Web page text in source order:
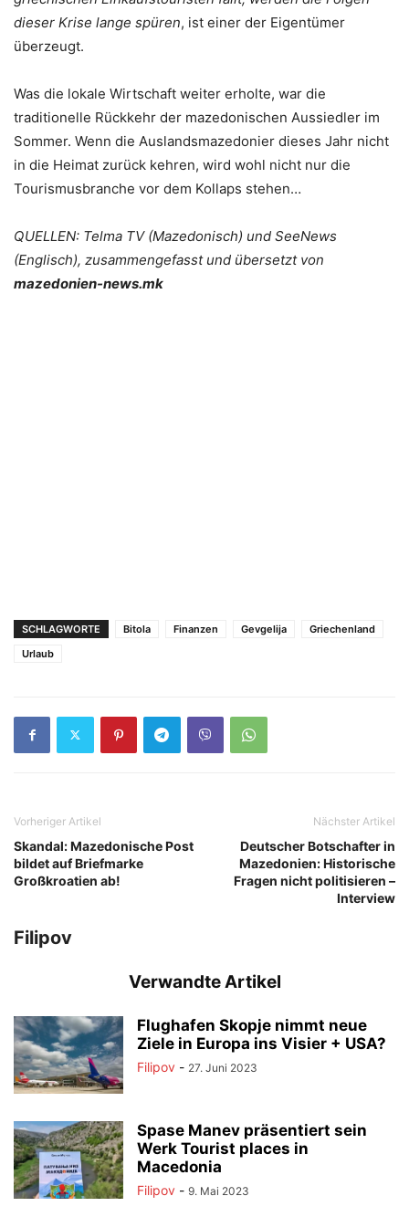
dieser Krise lange spüren, ist einer der Eigentümer
überzeugt.
Was die lokale Wirtschaft weiter erholte, war die
traditionelle Rückkehr der mazedonischen Aussiedler im
Sommer. Wenn die Auslandsmazedonier dieses Jahr nicht
in die Heimat zurück kehren, wird wohl nicht nur die
Tourismusbranche vor dem Kollaps stehen…
QUELLEN: Telma TV (Mazedonisch) und SeeNews
(Englisch), zusammengefasst und übersetzt von
mazedonien-news.mk
SCHLAGWORTE Bitola Finanzen Gevgelija
Griechenland
Urlaub
Vorheriger Artikel
Skandal: Mazedonische Post
bildet auf Briefmarke
Großkroatien ab!
Nächster Artikel
Deutscher Botschafter in
Mazedonien: Historische
Fragen nicht politisieren –
Interview
Filipov
Verwandte Artikel
Flughafen Skopje nimmt neue
Ziele in Europa ins Visier + USA?
Filipov - 27. Juni 2023
Spase Manev präsentiert sein
Werk Tourist places in
Macedonia
Filipov - 9. Mai 2023